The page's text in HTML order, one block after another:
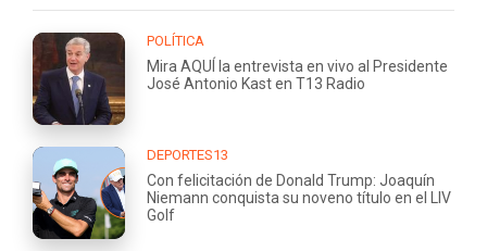
POLÍTICA
Mira AQUÍ la entrevista en vivo al Presidente
José Antonio Kast en T13 Radio
DEPORTES13
Con felicitación de Donald Trump: Joaquín
Niemann conquista su noveno título en el LIV
Golf